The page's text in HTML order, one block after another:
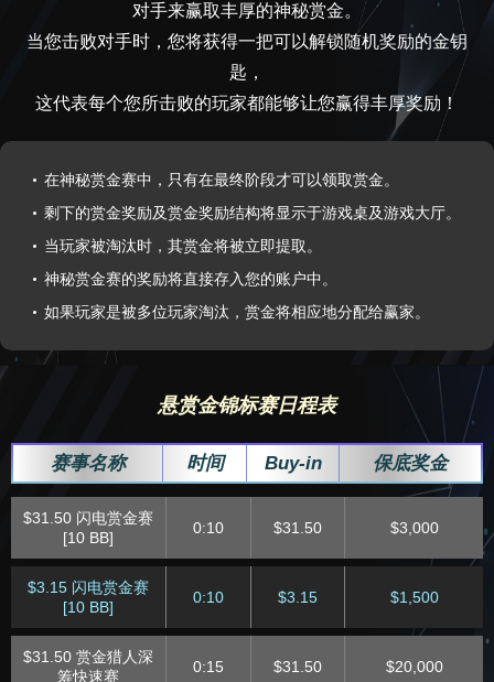
对手来赢取丰厚的神秘赏金。
当您击败对手时，您将获得一把可以解锁随机奖励的金钥
匙，
这代表每个您所击败的玩家都能够让您赢得丰厚奖励！
在神秘赏金赛中，只有在最终阶段才可以领取赏金。
剩下的赏金奖励及赏金奖励结构将显示于游戏桌及游戏大厅。
当玩家被淘汰时，其赏金将被立即提取。
神秘赏金赛的奖励将直接存入您的账户中。
如果玩家是被多位玩家淘汰，赏金将相应地分配给赢家。
悬赏金锦标赛日程表
赛事名称 时间 Buy-in 保底奖金
$31.50 闪电赏金赛
[10 BB]
0:10 $31.50 $3,000
$3.15 闪电赏金赛
[10 BB]
0:10 $3.15 $1,500
$31.50 赏金猎人深
筹快速赛
0:15 $31.50 $20,000